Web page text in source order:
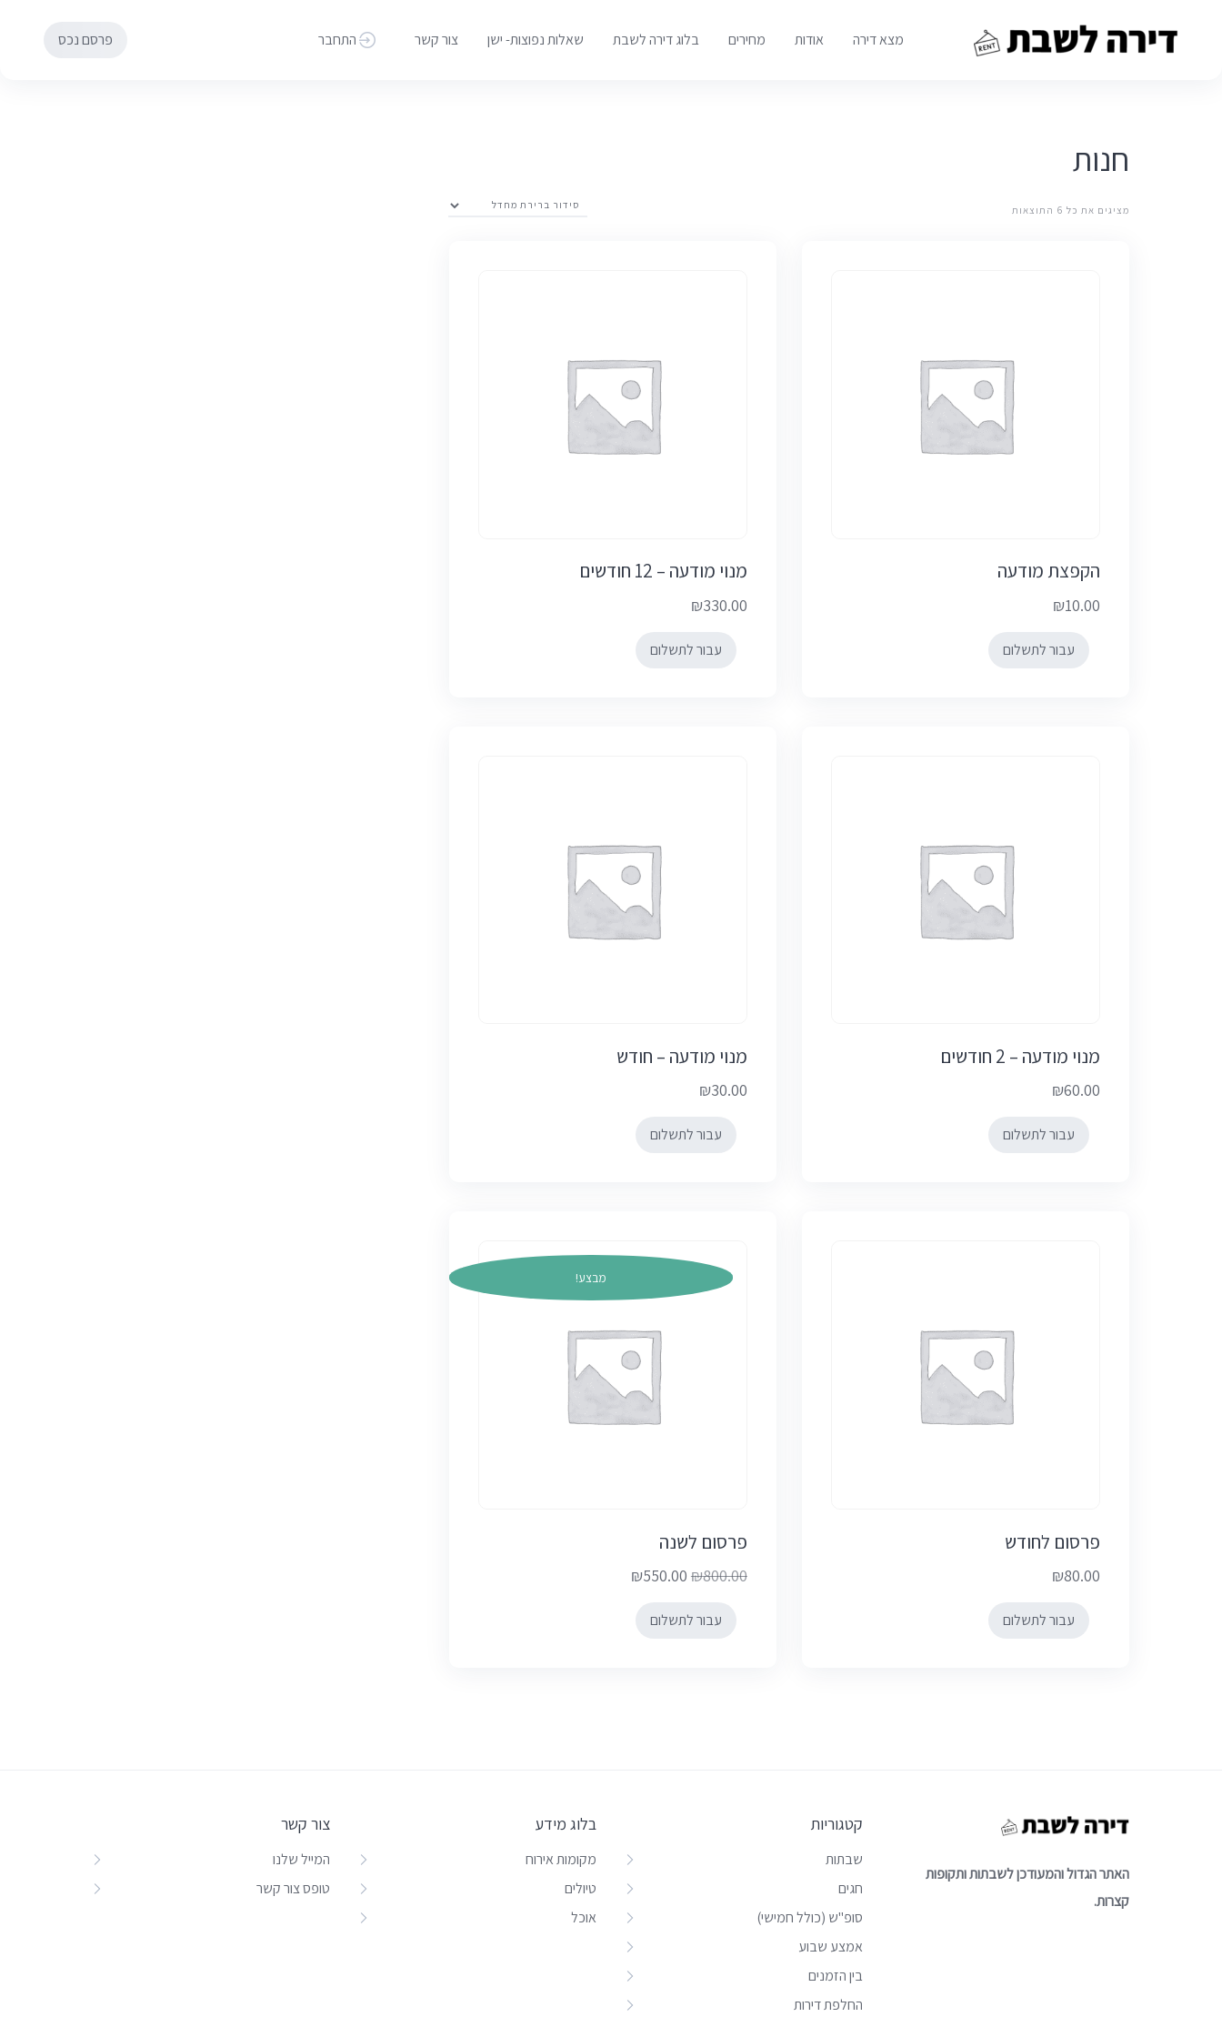
מצא דירה אודות מחירים בלוג דירה לשבת שאלות נפוצות- ישן צור קשר התחבר פרסם נכס
חנות
מציגים את כל ⁦6⁩ התוצאות
הקפצת מודעה
₪10.00
עבור לתשלום
מנוי מודעה – 12 חודשים
₪330.00
עבור לתשלום
מנוי מודעה – 2 חודשים
₪60.00
עבור לתשלום
מנוי מודעה – חודש
₪30.00
עבור לתשלום
פרסום לחודש
₪80.00
עבור לתשלום
מבצע!
פרסום לשנה
₪800.00
המקורי
₪550.00
הנוכחיעבור לתשלום
האתר הגדול והמעודכן לשבתות ותקופות
קצרות.
קטגוריות
שבתות
חגים
סופ"ש (כולל חמישי)
אמצע שבוע
בין הזמנים
החלפת דירות
בלוג מידע
מקומות אירוח
טיולים
אוכל
צור קשר
המייל שלנו
טופס צור קשר